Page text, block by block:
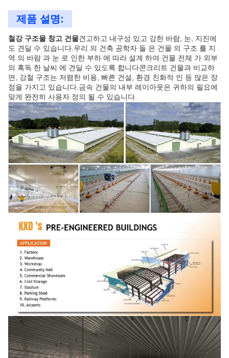
제품 설명:
철강 구조물 창고 건물견고하고 내구성 있고 강한 바람, 눈, 지진에
도 견딜 수 있습니다.우리 의 건축 공학자 들 은 건물 의 구조 를 지
역 의 바람 과 눈 로 인한 부하 에 따라 설계 하여 건물 전체 가 외부
의 혹독 한 날씨 에 견딜 수 있도록 합니다콘크리트 건물과 비교하
면, 강철 구조는 저렴한 비용, 빠른 건설, 환경 친화적 인 등 많은 장
점을 가지고 있습니다.금속 건물의 내부 레이아웃은 귀하의 필요에
맞게 완전히 사용자 정의 될 수 있습니다.